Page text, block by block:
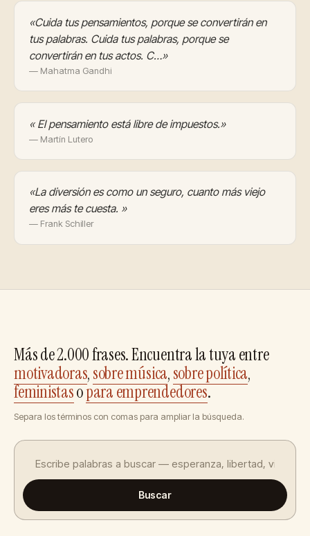
«Cuida tus pensamientos, porque se convertirán en
tus palabras. Cuida tus palabras, porque se
convertirán en tus actos. C…»
— Mahatma Gandhi
« El pensamiento está libre de impuestos.»
— Martín Lutero
«La diversión es como un seguro, cuanto más viejo
eres más te cuesta. »
— Frank Schiller
Más de 2.000 frases. Encuentra la tuya entre
motivadoras,sobre música,sobre política,
feministasopara emprendedores.
Separa los términos con comas para ampliar la búsqueda.
Buscar